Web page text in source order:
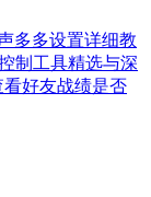
多多设置详细教
制工具精选与深
看好友战绩是否